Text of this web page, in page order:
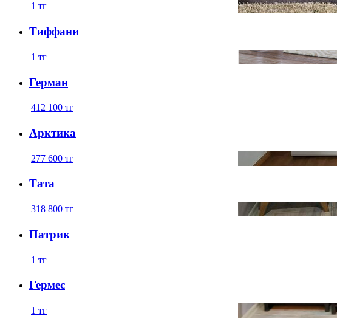
1 тг
Тиффани
1 тг
Герман
412 100 тг
Арктика
277 600 тг
Тата
318 800 тг
Патрик
1 тг
Гермес
1 тг